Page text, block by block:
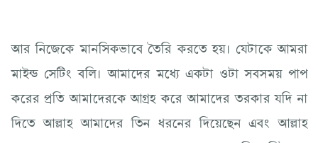
আর নিজেকে মানসিকভাবে তৈরি করতে হয়। যেটাকে আমরা
মাইন্ড সেটিং বলি। আমাদের মধ্যে একটা ওটা সবসময় পাপ
করের প্রতি আমাদেরকে আগ্রহ করে আমাদের তরকার যদি না
দিতে আল্লাহ আমাদের তিন ধরনের দিয়েছেন এবং আল্লাহ